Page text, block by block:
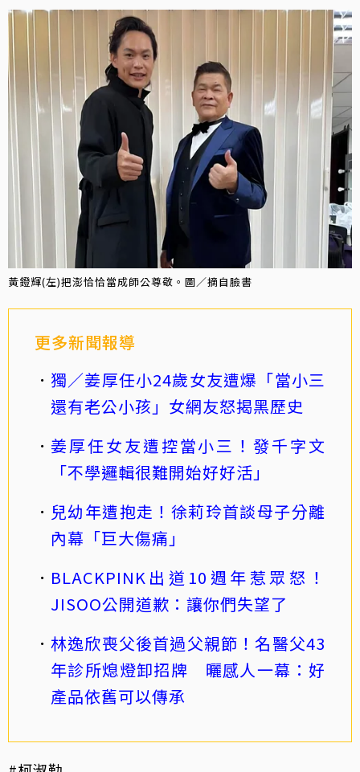
黃鐙輝(左)把澎恰恰當成師公尊敬。圖／摘自臉書
更多新聞報導
獨／姜厚任小24歲女友遭爆「當小三
還有老公小孩」女網友怒揭黑歷史
姜厚任女友遭控當小三！發千字文
「不學邏輯很難開始好好活」
兒幼年遭抱走！徐莉玲首談母子分離
內幕「巨大傷痛」
BLACKPINK出道10週年惹眾怒！
JISOO公開道歉：讓你們失望了
林逸欣喪父後首過父親節！名醫父43
年診所熄燈卸招牌 曬感人一幕：好
產品依舊可以傳承